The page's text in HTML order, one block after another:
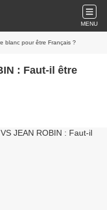
MENU
blanc pour être Français ?
: Faut-il être